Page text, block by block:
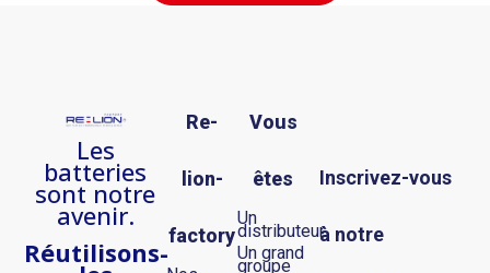
Les
batteries
sont notre
avenir.
Réutilisons-
Re-
lion-
factory
Vous
êtes
Un
distributeur
Un grand
groupe
Inscrivez-vous
à notre